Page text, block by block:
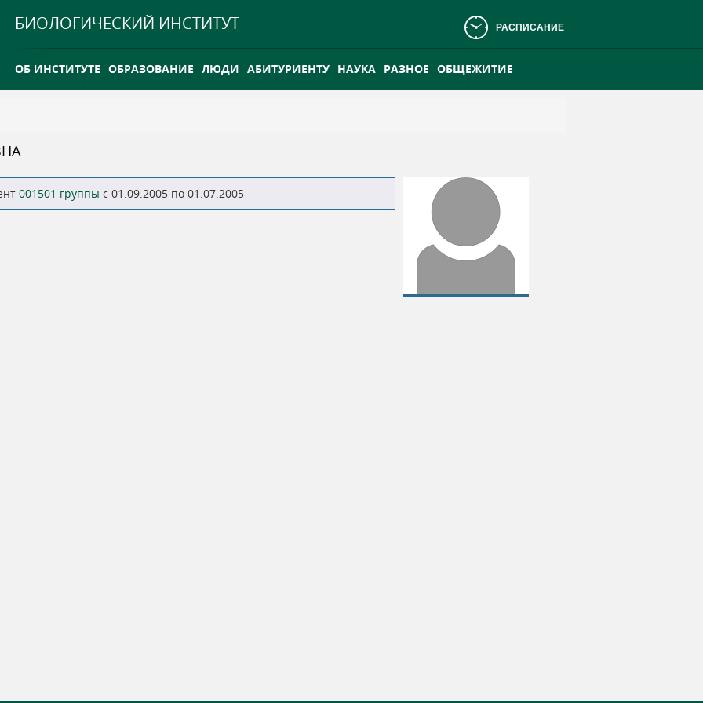
БИОЛОГИЧЕСКИЙ ИНСТИТУТ РАСПИСАНИЕ
ОБ ИНСТИТУТЕ ОБРАЗОВАНИЕ ЛЮДИ АБИТУРИЕНТУ НАУКА РАЗНОЕ ОБЩЕЖИТИЕ
ТГУ ОТКРЫЛ ИССЛЕДОВАТЕЛЬСКУЮ СТАНЦИЮ НА ВАСЮГАНСКОМ БОЛОТЕ
INTERNATIONAL
001501 группы c 01.09.2005 по 01.07.2005